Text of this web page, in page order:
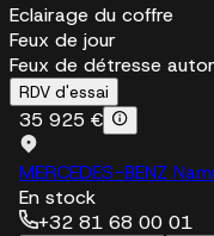
Eclairage du coffre
Feux de jour
Feux de détresse
RDV d'essai
35 925 €
MERCEDES-BENZ
En stock
+32 81 68 00 01